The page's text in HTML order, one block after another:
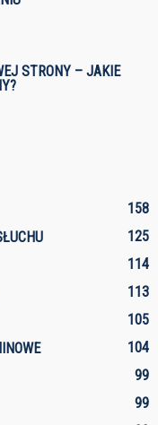
STRONY – JAKIE
158
125
114
113
105
104
99
99